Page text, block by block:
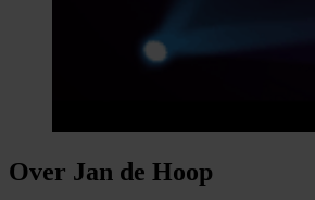
Over Jan de Hoop